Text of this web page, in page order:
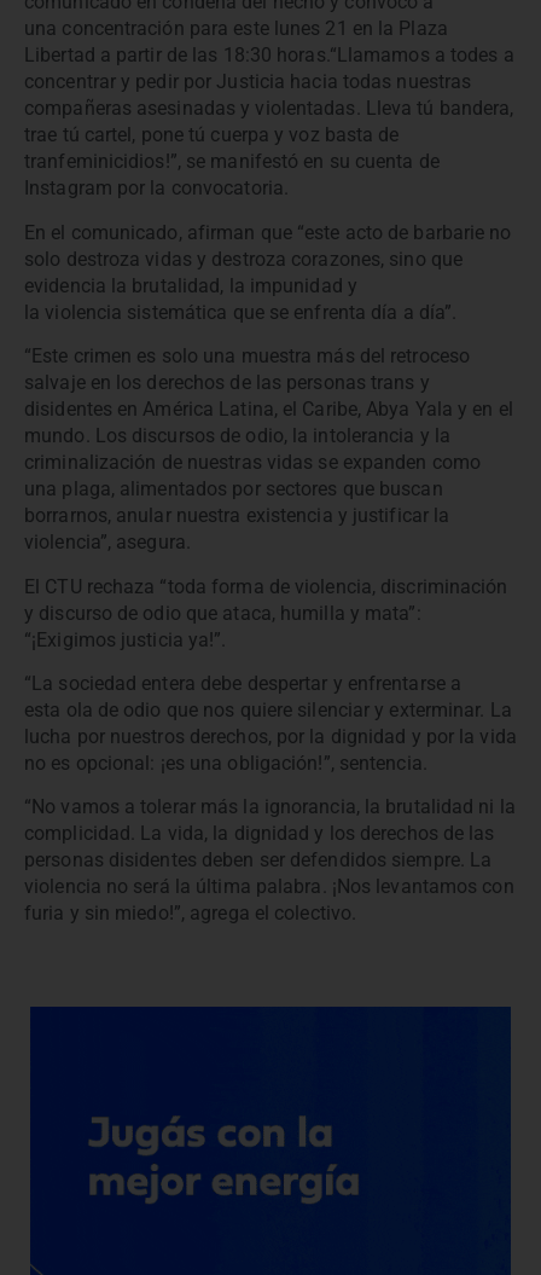
una concentración para este lunes 21 en la Plaza
Libertad a partir de las 18:30 horas.“Llamamos a todes a
concentrar y pedir por Justicia hacia todas nuestras
compañeras asesinadas y violentadas. Lleva tú bandera,
trae tú cartel, pone tú cuerpa y voz basta de
tranfeminicidios!”, se manifestó en su cuenta de
Instagram por la convocatoria.
En el comunicado, afirman que “este acto de barbarie no
solo destroza vidas y destroza corazones, sino que
evidencia la brutalidad, la impunidad y
la violencia sistemática que se enfrenta día a día”.
“Este crimen es solo una muestra más del retroceso
salvaje en los derechos de las personas trans y
disidentes en América Latina, el Caribe, Abya Yala y en el
mundo. Los discursos de odio, la intolerancia y la
criminalización de nuestras vidas se expanden como
una plaga, alimentados por sectores que buscan
borrarnos, anular nuestra existencia y justificar la
violencia”, asegura.
El CTU rechaza “toda forma de violencia, discriminación
y discurso de odio que ataca, humilla y mata”:
“¡Exigimos justicia ya!”.
“La sociedad entera debe despertar y enfrentarse a
esta ola de odio que nos quiere silenciar y exterminar. La
lucha por nuestros derechos, por la dignidad y por la vida
no es opcional: ¡es una obligación!”, sentencia.
“No vamos a tolerar más la ignorancia, la brutalidad ni la
complicidad. La vida, la dignidad y los derechos de las
personas disidentes deben ser defendidos siempre. La
violencia no será la última palabra. ¡Nos levantamos con
furia y sin miedo!”, agrega el colectivo.